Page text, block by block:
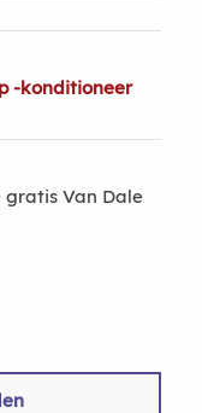
-konditioneer
Van Dale